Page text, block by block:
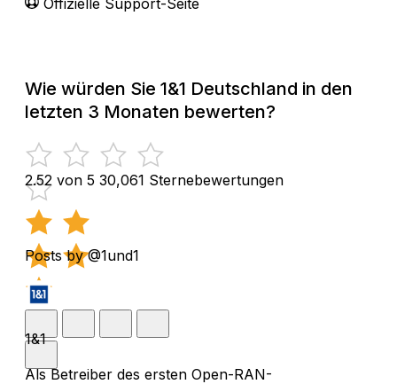
Wie würden Sie 1&1 Deutschland in den
letzten 3 Monaten bewerten?
2.52 von 5 30,061 Sternebewertungen
Posts by @1und1
1&1
Als Betreiber des ersten Open-RAN-